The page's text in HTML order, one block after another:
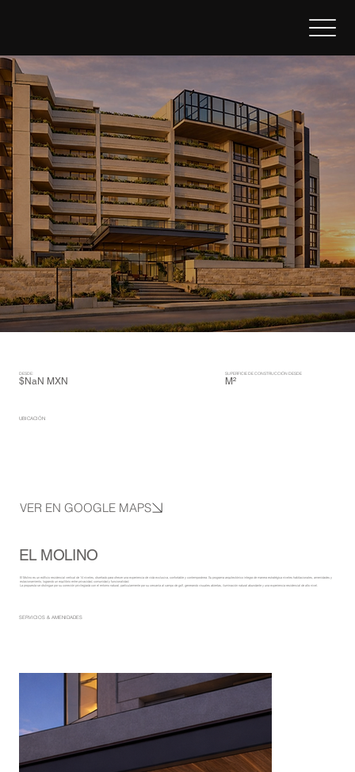
EL MOLINO
El Molino es un edificio residencial vertical de 14 niveles, diseñado para ofrecer una experiencia de vida exclusiva, confortable y contemporánea. Su programa arquitectónico integra de manera estratégica niveles habitacionales, amenidades y
estacionamiento, logrando un equilibrio entre privacidad, comunidad y funcionalidad.
La propuesta se distingue por su conexión privilegiada con el entorno natural, particularmente por su cercanía al campo de golf, generando visuales abiertas, iluminación natural abundante y una experiencia residencial de alto nivel.
SERVICIOS & AMENIDADES
DESDE:
$NaN MXN
SUPERFICIE DE CONSTRUCCIÓN DESDE
M²
UBICACIÓN
VER EN GOOGLE MAPS